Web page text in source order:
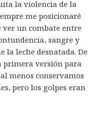
la violencia de la
me posicionaré
un combate entre
sangre y
la leche desnatada. De
primera versión para
menos conservamos
pero los golpes eran